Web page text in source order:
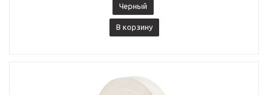
Черный
В корзину